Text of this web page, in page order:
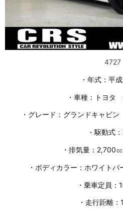
4727
・年式：平
・車種：トヨタ
・グレード：グランドキャビ
・駆動式
・排気量：2,700
・ボディカラー：ホワイト
・乗車定員：
・走行距離